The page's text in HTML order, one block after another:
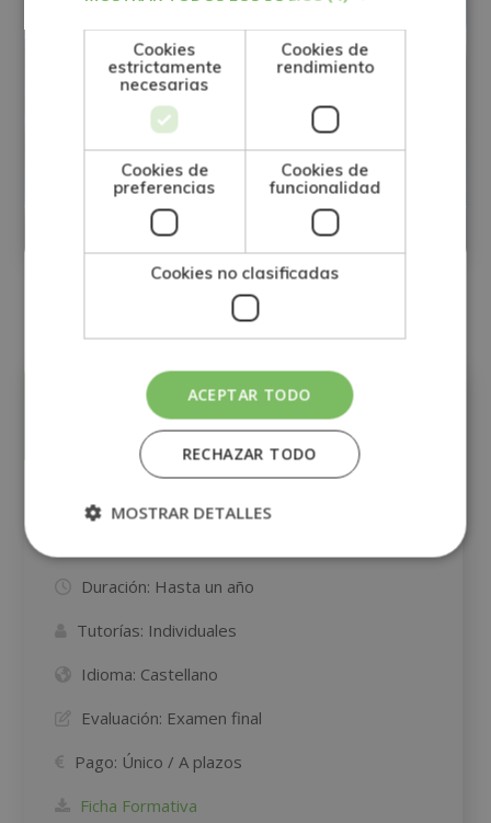
FP Técnico Superior en Desarrollo de
Aplicaciones Web (Preparación
Pruebas Libres)
Matricúlate:
Matricúlate:1.195€
Duración: Hasta un año
Tutorías: Individuales
Idioma: Castellano
Evaluación: Examen final
Pago: Único / A plazos
Ficha Formativa
Cookies
estrictamente
necesarias
Cookies de
rendimiento
Cookies de
preferencias
Cookies de
funcionalidad
Cookies no clasificadas
ACEPTAR TODO
RECHAZAR TODO
MOSTRAR DETALLES